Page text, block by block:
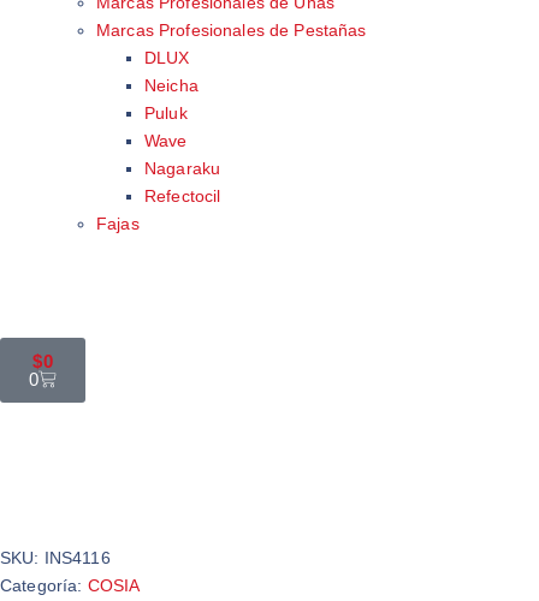
Marcas Profesionales de Pestañas
DLUX
Neicha
Puluk
Wave
Nagaraku
Refectocil
Fajas
$0
0
SKU: INS4116
Categoría: COSIA